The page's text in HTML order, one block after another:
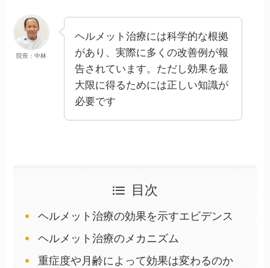
院長：中林
ヘルメット治療には科学的な根拠
があり、実際に多くの改善例が報
告されています。ただし効果を最
大限に得るためには正しい知識が
必要です
目次
ヘルメット治療の効果を示すエビデンス
ヘルメット治療のメカニズム
重症度や月齢によって効果は変わるのか